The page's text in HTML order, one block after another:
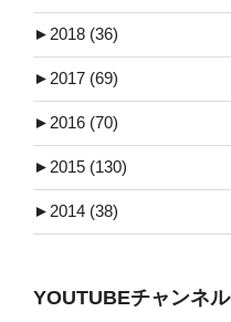
► 2018 (36)
► 2017 (69)
► 2016 (70)
► 2015 (130)
► 2014 (38)
YOUTUBEチャンネル